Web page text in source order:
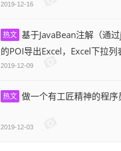
2019-12-16
热文 基于JavaBean注解（通过
的POI导出Excel，Excel下拉列
分享
2019-12-09
热文 做一个有工匠精神的程序
2019-12-03